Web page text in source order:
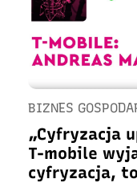
BIZNES
„Cyfryzacja
T-mobile
cyfryzacja,